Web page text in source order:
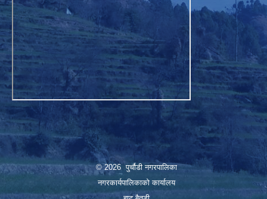
© 2026 पुर्चौडी नगरपालिका
नगरकार्यपालिकाकाे कार्यालय